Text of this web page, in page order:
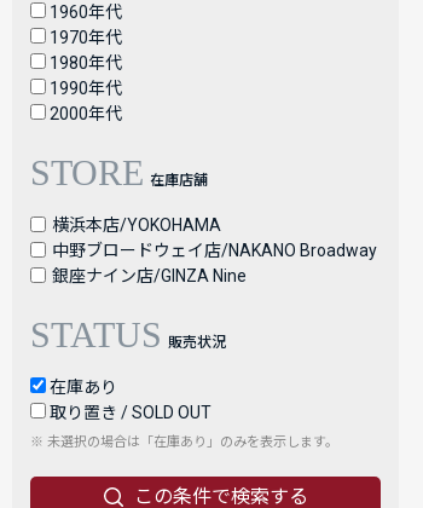
1960年代
1970年代
1980年代
1990年代
2000年代
STORE 在庫店舗
横浜本店/YOKOHAMA
中野ブロードウェイ店/NAKANO Broadway
銀座ナイン店/GINZA Nine
STATUS 販売状況
在庫あり
取り置き / SOLD OUT
※ 未選択の場合は「在庫あり」のみを表示します。
この条件で検索する